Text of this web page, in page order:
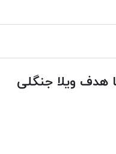
هدف ویلا جنگلی